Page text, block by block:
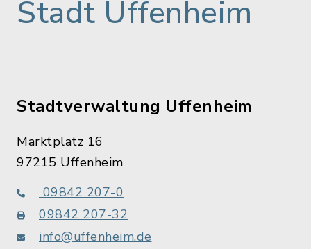
Stadt Uffenheim
Stadtverwaltung Uffenheim
Marktplatz 16
97215 Uffenheim
09842 207-0
09842 207-32
info@uffenheim.de